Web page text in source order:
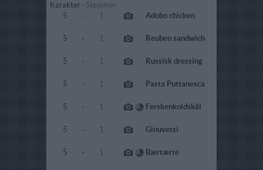
Karakter - Stemmer
5
- 1 Adobo chicken
5 - 1 Reuben sandwich
5 - 1 Russisk dressing
5 - 1 Pasta Puttanesca
5 - 1 Ferskenkoldskål
5 - 1 Giouvetsi
5 - 1 Bærtærte